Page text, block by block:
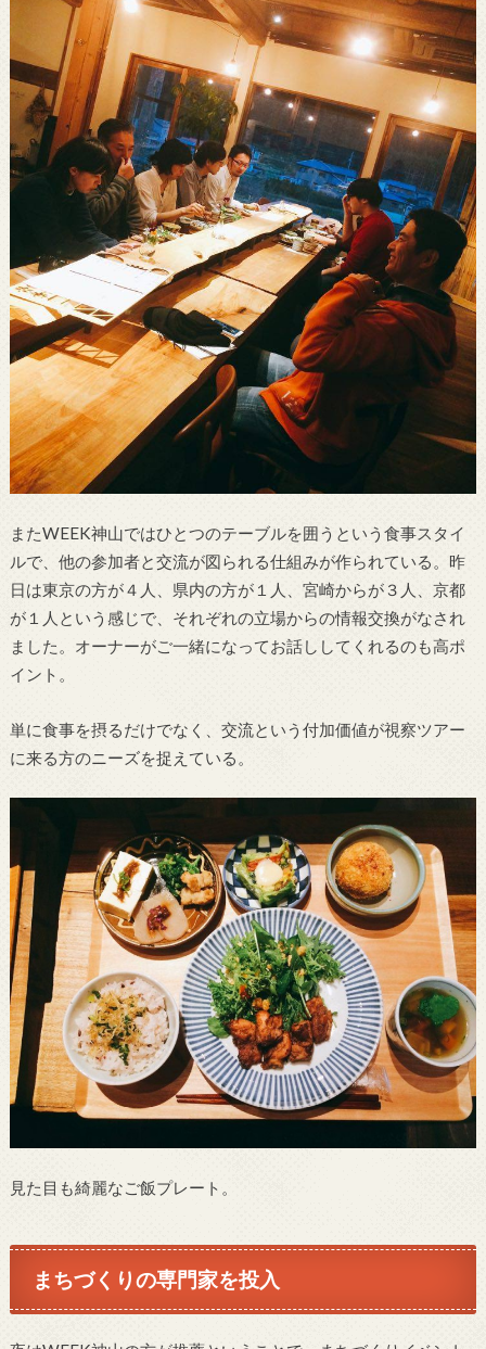
またWEEK神山ではひとつのテーブルを囲うという食事スタイ
ルで、他の参加者と交流が図られる仕組みが作られている。昨
日は東京の方が４人、県内の方が１人、宮崎からが３人、京都
が１人という感じで、それぞれの立場からの情報交換がなされ
ました。オーナーがご一緒になってお話ししてくれるのも高ポ
イント。
単に食事を摂るだけでなく、交流という付加価値が視察ツアー
に来る方のニーズを捉えている。
見た目も綺麗なご飯プレート。
まちづくりの専門家を投入